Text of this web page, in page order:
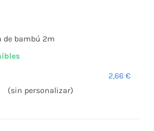
bambú 2m
2,66€
(sin personalizar)